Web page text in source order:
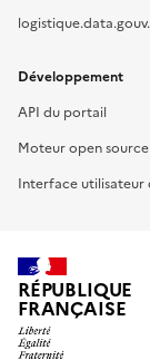
Développement
API du portail
Moteur open source
Interface utilisateur
RÉPUBLIQUE
FRANÇAISE